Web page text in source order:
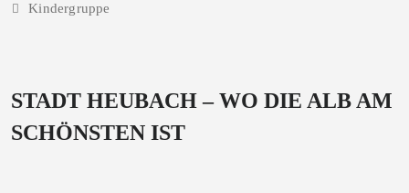
Kindergruppe
STADT HEUBACH – WO DIE ALB AM
SCHÖNSTEN IST